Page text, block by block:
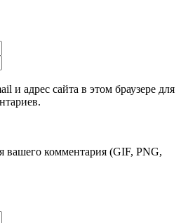
и адрес сайта в этом браузере для
вашего комментария (GIF, PNG,